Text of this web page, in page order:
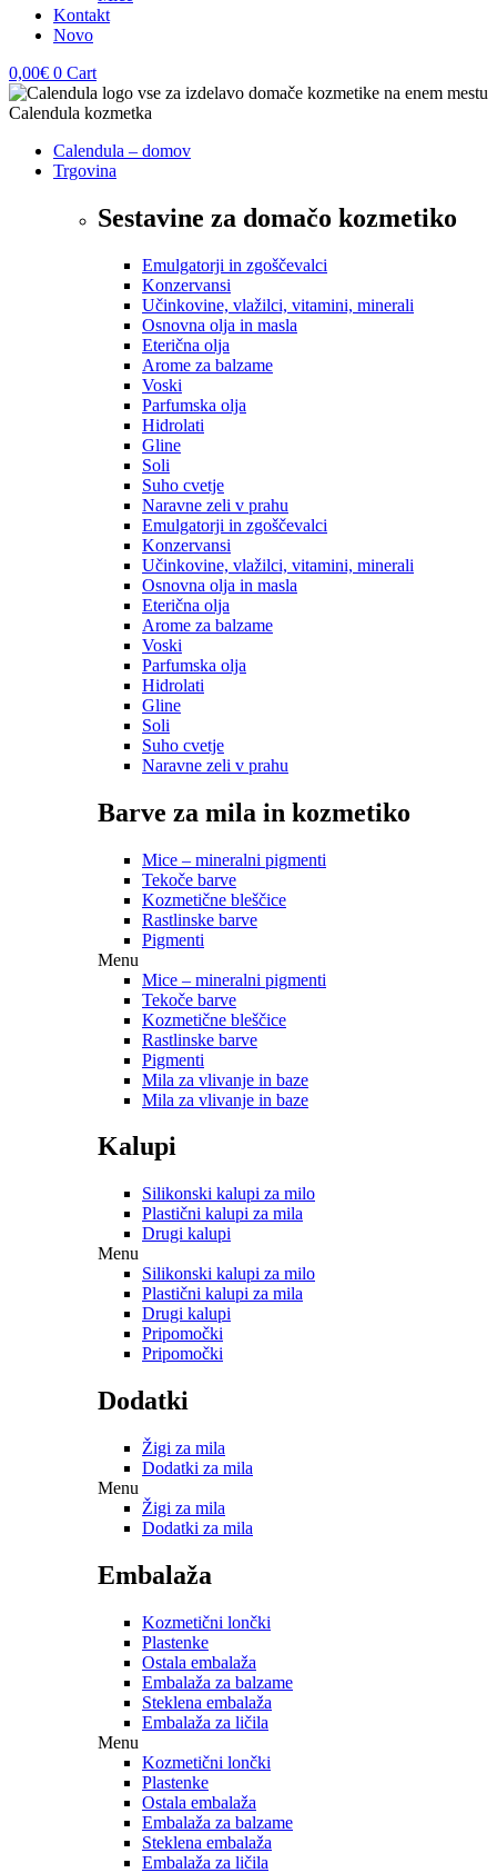
Kontakt
Novo
0,00€ 0 Cart
Calendula – domov
Trgovina
Sestavine za domačo kozmetiko
Emulgatorji in zgoščevalci
Konzervansi
Učinkovine, vlažilci, vitamini, minerali
Osnovna olja in masla
Eterična olja
Arome za balzame
Voski
Parfumska olja
Hidrolati
Gline
Soli
Suho cvetje
Naravne zeli v prahu
Emulgatorji in zgoščevalci
Konzervansi
Učinkovine, vlažilci, vitamini, minerali
Osnovna olja in masla
Eterična olja
Arome za balzame
Voski
Parfumska olja
Hidrolati
Gline
Soli
Suho cvetje
Naravne zeli v prahu
Barve za mila in kozmetiko
Mice – mineralni pigmenti
Tekoče barve
Kozmetične bleščice
Rastlinske barve
Pigmenti
Menu
Mice – mineralni pigmenti
Tekoče barve
Kozmetične bleščice
Rastlinske barve
Pigmenti
Mila za vlivanje in baze
Mila za vlivanje in baze
Kalupi
Silikonski kalupi za milo
Plastični kalupi za mila
Drugi kalupi
Menu
Silikonski kalupi za milo
Plastični kalupi za mila
Drugi kalupi
Pripomočki
Pripomočki
Dodatki
Žigi za mila
Dodatki za mila
Menu
Žigi za mila
Dodatki za mila
Embalaža
Kozmetični lončki
Plastenke
Ostala embalaža
Embalaža za balzame
Steklena embalaža
Embalaža za ličila
Menu
Kozmetični lončki
Plastenke
Ostala embalaža
Embalaža za balzame
Steklena embalaža
Embalaža za ličila